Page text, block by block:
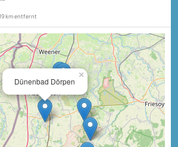
km entfernt
×
Dünenbad Dörpen